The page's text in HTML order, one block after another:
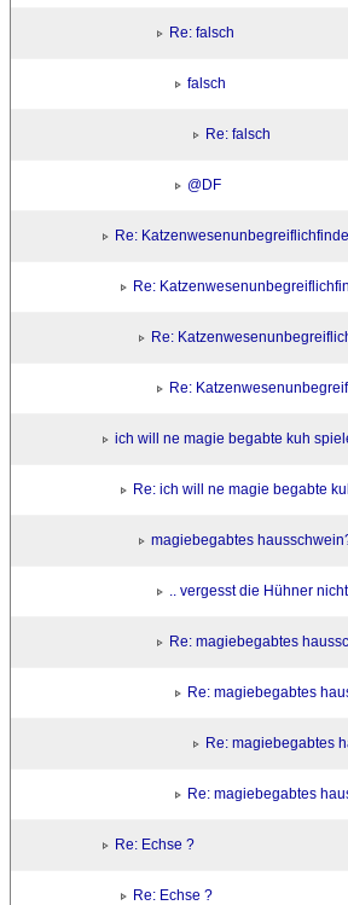
Re: falsch
falsch
Re: falsch
@DF
Re:
Re:
Re:
Re:
ich will ne magie begabte kuh
Re: ich will ne magie begabte
magiebegabtes
.. vergesst die Hühner
Re: magiebegabtes
Re: magiebegabtes
Re: magiebegabtes
Re: magiebegabtes
Re: Echse ?
Re: Echse ?